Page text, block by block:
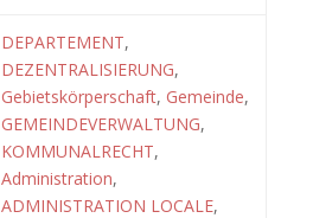
DEPARTEMENT,
DEZENTRALISIERUNG,
Gebietskörperschaft, Gemeinde,
GEMEINDEVERWALTUNG,
KOMMUNALRECHT,
Administration,
ADMINISTRATION LOCALE,